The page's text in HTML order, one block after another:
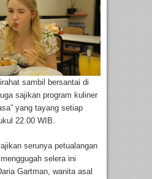
sambil bersantai di
sajikan program kuliner
yang tayang setiap
22.00 WIB.
serunya petualangan
selera ini
Gartman, wanita asal